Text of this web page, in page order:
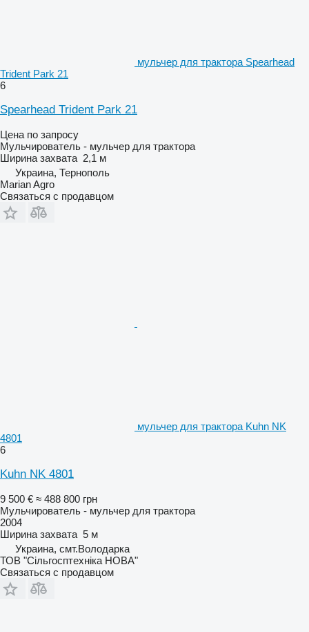
мульчер для трактора Spearhead
Trident Park 21
6
Spearhead Trident Park 21
Цена по запросу
Мульчирователь - мульчер для трактора
Ширина захвата 2,1 м
Украина, Тернополь
Marian Agro
Связаться с продавцом
мульчер для трактора Kuhn NK
4801
6
Kuhn NK 4801
9 500 € ≈ 488 800 грн
Мульчирователь - мульчер для трактора
2004
Ширина захвата 5 м
Украина, смт.Володарка
ТОВ "Сiльгосптехнiка НОВА"
Связаться с продавцом